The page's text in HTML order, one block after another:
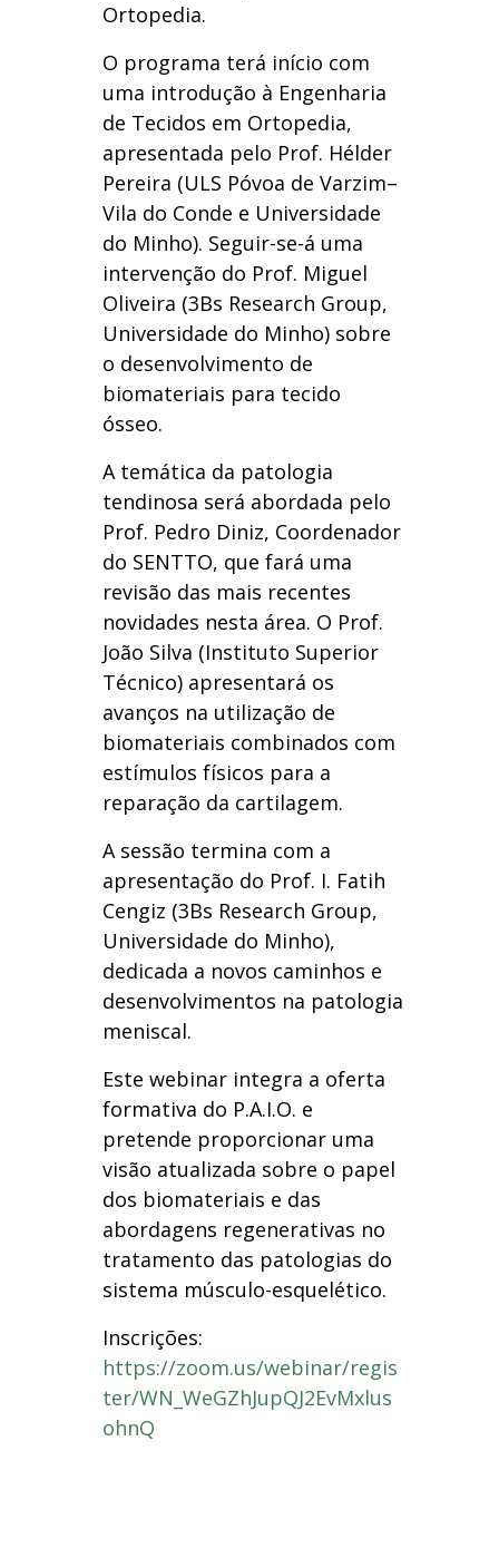
Ortopedia.
O programa terá início com
uma introdução à Engenharia
de Tecidos em Ortopedia,
apresentada pelo Prof. Hélder
Pereira (ULS Póvoa de Varzim–
Vila do Conde e Universidade
do Minho). Seguir-se-á uma
intervenção do Prof. Miguel
Oliveira (3Bs Research Group,
Universidade do Minho) sobre
o desenvolvimento de
biomateriais para tecido
ósseo.
A temática da patologia
tendinosa será abordada pelo
Prof. Pedro Diniz, Coordenador
do SENTTO, que fará uma
revisão das mais recentes
novidades nesta área. O Prof.
João Silva (Instituto Superior
Técnico) apresentará os
avanços na utilização de
biomateriais combinados com
estímulos físicos para a
reparação da cartilagem.
A sessão termina com a
apresentação do Prof. I. Fatih
Cengiz (3Bs Research Group,
Universidade do Minho),
dedicada a novos caminhos e
desenvolvimentos na patologia
meniscal.
Este webinar integra a oferta
formativa do P.A.I.O. e
pretende proporcionar uma
visão atualizada sobre o papel
dos biomateriais e das
abordagens regenerativas no
tratamento das patologias do
sistema músculo-esquelético.
Inscrições:
https://zoom.us/webinar/regis
ter/WN_WeGZhJupQJ2EvMxlus
ohnQ